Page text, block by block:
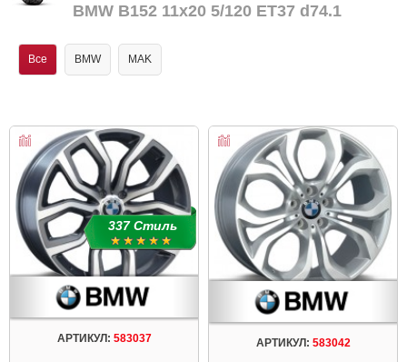
BMW B152 11x20 5/120 ET37 d74.1
Все BMW MAK
АРТИКУЛ: 583037
337 Стиль
АРТИКУЛ: 583042